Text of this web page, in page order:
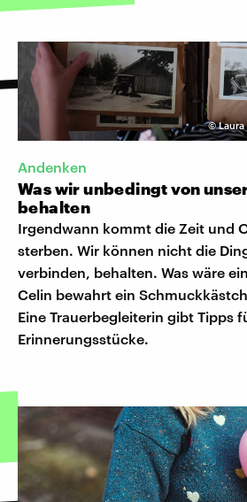
©
Andenken
Was wir unbedingt von
behalten
Irgendwann kommt die Zeit und
sterben. Wir können nicht die
verbinden, behalten. Was wäre
Celin bewahrt ein
Eine Trauerbegleiterin gibt Tipps
Erinnerungsstücke.